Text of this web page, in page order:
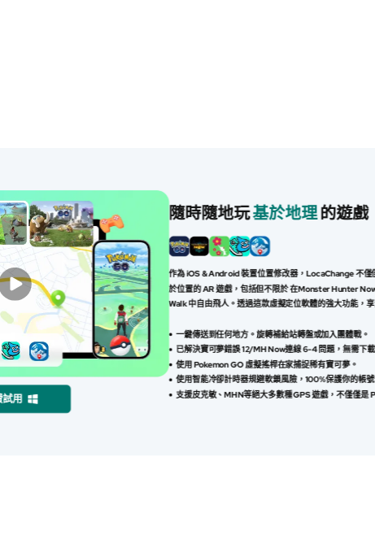
用
隨時隨地玩基於地理的遊戲
作為 iOS & Android 裝置位置修改器，LocaChange 不僅
於位置的 AR 遊戲，包括但不限於 在Monster Hunter
Walk 中自由飛人。透過這款虛擬定位軟體的強大功能，
一鍵傳送到任何地方。旋轉補給站轉盤或加入團體戰。
已解決寶可夢錯誤 12/MH Now連線 6-4 問題，無需下
使用 Pokemon GO 虛擬搖桿在家捕捉稀有寶可夢。
使用智能冷卻計時器規避軟鎖風險，100%保護你的帳
支援皮克敏、MHN等絕大多數種 GPS 遊戲，不僅僅是